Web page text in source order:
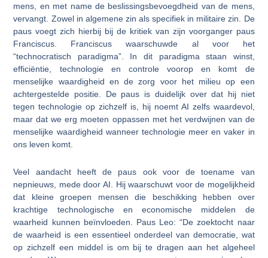
mens, en met name de beslissingsbevoegdheid van de mens,
vervangt. Zowel in algemene zin als specifiek in militaire zin. De
paus voegt zich hierbij bij de kritiek van zijn voorganger paus
Franciscus. Franciscus waarschuwde al voor het
“technocratisch paradigma”. In dit paradigma staan winst,
efficiëntie, technologie en controle voorop en komt de
menselijke waardigheid en de zorg voor het milieu op een
achtergestelde positie. De paus is duidelijk over dat hij niet
tegen technologie op zichzelf is, hij noemt AI zelfs waardevol,
maar dat we erg moeten oppassen met het verdwijnen van de
menselijke waardigheid wanneer technologie meer en vaker in
ons leven komt.
Veel aandacht heeft de paus ook voor de toename van
nepnieuws, mede door AI. Hij waarschuwt voor de mogelijkheid
dat kleine groepen mensen die beschikking hebben over
krachtige technologische en economische middelen de
waarheid kunnen beïnvloeden. Paus Leo: “De zoektocht naar
de waarheid is een essentieel onderdeel van democratie, wat
op zichzelf een middel is om bij te dragen aan het algeheel